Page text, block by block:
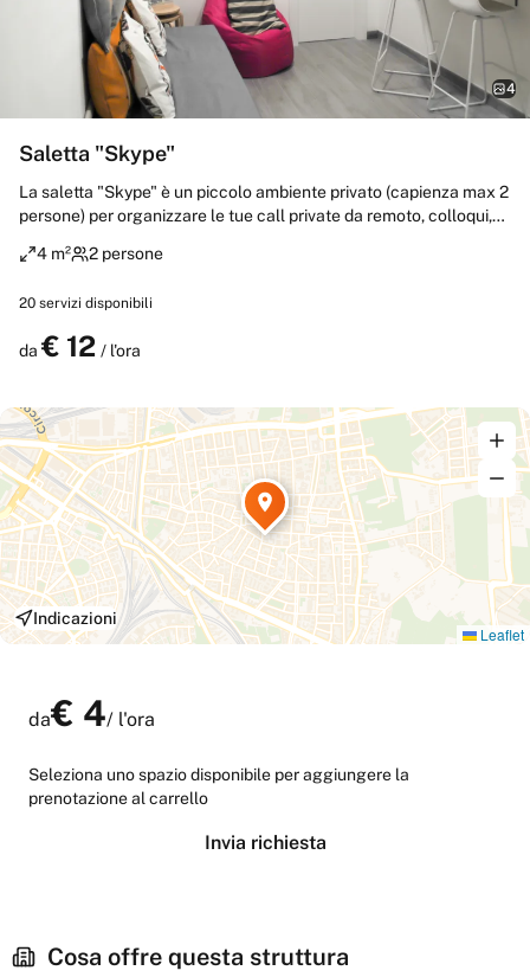
4
Saletta "Skype"
La saletta "Skype" è un piccolo ambiente privato (capienza max 2
persone) per organizzare le tue call private da remoto, colloqui,
elevato livello di privacy, in un ambiente acusticamente
4 m² 2 persone
20 servizi disponibili
da € 12 / l'ora
Cosa offre questa struttura
Leaflet
Indicazioni
da€ 4/ l'ora
Seleziona uno spazio disponibile per aggiungere la
prenotazione al carrello
Invia richiesta